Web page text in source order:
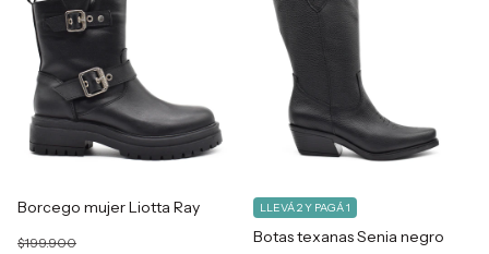
Borcego mujer Liotta Ray
$199.900 Botas texanas Senia negro
LLEVÁ 2 Y PAGÁ 1